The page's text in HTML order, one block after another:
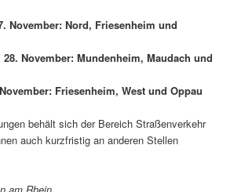
November: Nord, Friesenheim und
28. November: Mundenheim, Maudach und
Friesenheim, West und Oppau
behält sich der Bereich Straßenverkehr
auch kurzfristig an anderen Stellen